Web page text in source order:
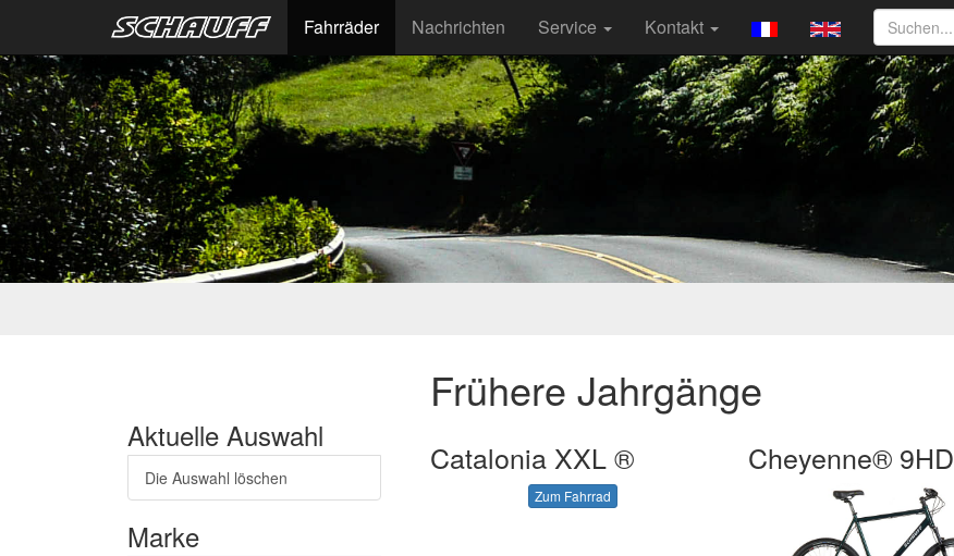
Fahrräder Nachrichten Service Kontakt
Frühere Jahrgänge
Aktuelle Auswahl
Die Auswahl löschen
Marke
Catalonia XXL ®
Zum Fahrrad
Cheyenne® 9HD